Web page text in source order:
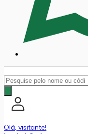
Pesquisar
produtos
Olá, visitante!